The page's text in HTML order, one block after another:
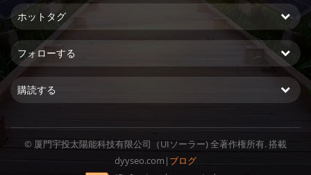
ホットタグ
フォローする
購読する
© 厦門宇投太陽能科技有限公司（UIソーラー) 全著作権所有. 搭載
dyyseo.com | ブログ